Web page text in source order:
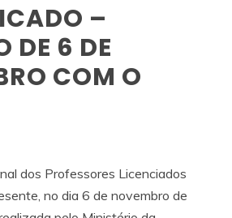
–
DE 6 DE
COM O
dos Professores Licenciados
no dia 6 de novembro de